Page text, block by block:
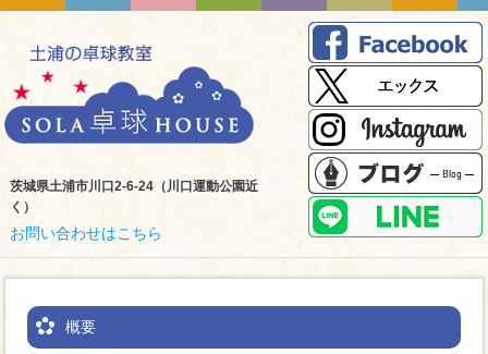
茨城県土浦市川口2-6-24（川口運動公園近
く）
お問い合わせはこちら
概要